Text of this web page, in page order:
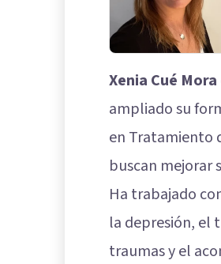
Xenia Cué Mora
ampliado su
en Tratamiento
buscan mejorar
Ha trabajado
la depresión, el
traumas y el